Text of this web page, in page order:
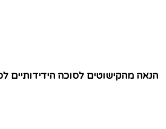
הנאה מהקישוטים לסוכה הידידותיים